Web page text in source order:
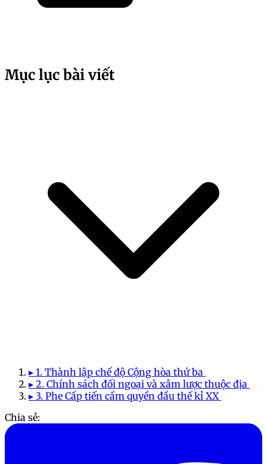
Mục lục bài viết
▸ 1. Thành lập chế độ Cộng hòa thứ ba
▸ 2. Chính sách đối ngoại và xâm lược thuộc địa
▸ 3. Phe Cấp tiến cầm quyền đầu thế kỉ XX
Chia sẻ: